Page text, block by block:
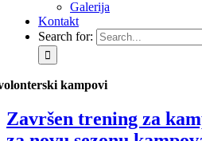
Galerija
Kontakt
Search for:
kampovi
Završen trening za